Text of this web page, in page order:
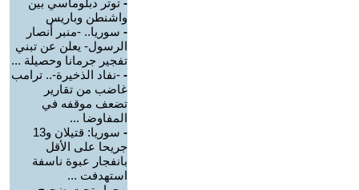
- توتر دبلوماسي بين
واشنطن وباريس
- سوريا.. -منبر أنصار
الرسول- يعلن عن تبني
تفجير جرمانا وحصيلة ...
- -نفاد الذخيرة-.. ترامب
غاضب من تقارير
تضعف موقفه في
المفاوضا ...
-
سوريا: قتيلان و13
جريحا على الأقل
بانفجار عبوة ناسفة
استهدفت ...